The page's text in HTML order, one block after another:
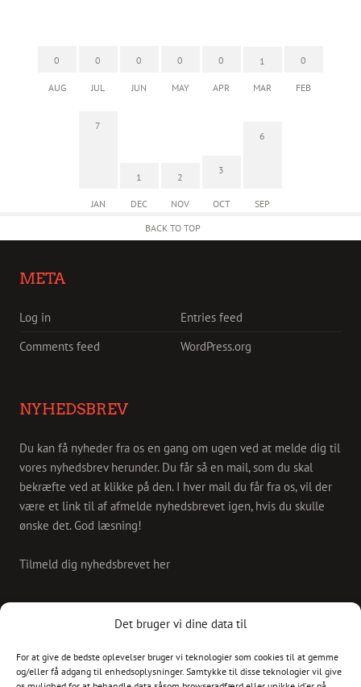
Det bruger vi dine data til
For at give de bedste oplevelser bruger vi teknologier som cookies til at gemme
og/eller få adgang til enhedsoplysninger. Samtykke til disse teknologier vil give
0
AUG
0
JUL
0
JUN
0
MAY
0
APR
1
MAR
0
FEB
7
JAN
1
DEC
2
NOV
3
OCT
6
SEP
BACK TO TOP
META
Log in
Entries feed
Comments feed
WordPress.org
NYHEDSBREV
Du kan få nyheder fra os en gang om ugen ved at melde dig til
vores nyhedsbrev herunder. Du får så en mail, som du skal
bekræfte ved at klikke på den. I hver mail du får fra os, vil der
være et link til af afmelde nyhedsbrevet igen, hvis du skulle
ønske det. God læsning!
Tilmeld dig nyhedsbrevet her
Skriv til os på
info@christianshavnskvarter.dk